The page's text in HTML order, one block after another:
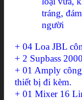
tráng,
người
+ 04 Loa JBL
+ 2 Supbass
+ 01 Amply
thiết bị đi kèm.
+ 01 Mixer 16